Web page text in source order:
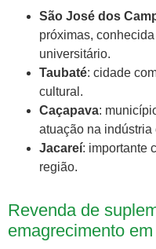
São José dos
próximas,
universitário.
Taubaté: cidade
cultural.
Caçapava:
atuação na indústria
Jacareí: importante
região.
Revenda de
emagrecimento